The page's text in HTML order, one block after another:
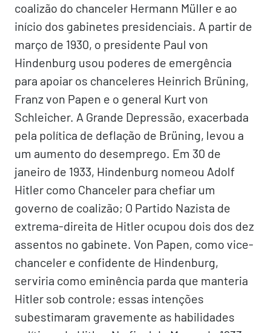
coalizão do chanceler Hermann Müller e ao
início dos gabinetes presidenciais. A partir de
março de 1930, o presidente Paul von
Hindenburg usou poderes de emergência
para apoiar os chanceleres Heinrich Brüning,
Franz von Papen e o general Kurt von
Schleicher. A Grande Depressão, exacerbada
pela política de deflação de Brüning, levou a
um aumento do desemprego. Em 30 de
janeiro de 1933, Hindenburg nomeou Adolf
Hitler como Chanceler para chefiar um
governo de coalizão; O Partido Nazista de
extrema-direita de Hitler ocupou dois dos dez
assentos no gabinete. Von Papen, como vice-
chanceler e confidente de Hindenburg,
serviria como eminência parda que manteria
Hitler sob controle; essas intenções
subestimaram gravemente as habilidades